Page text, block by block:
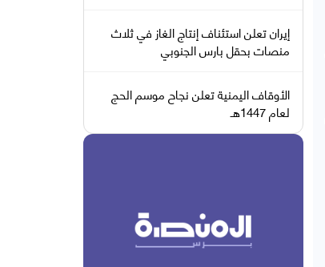
إيران تعلن استئناف إنتاج الغاز في ثلاث
منصات بحقل بارس الجنوبي
الأوقاف اليمنية تعلن نجاح موسم الحج
لعام 1447هـ